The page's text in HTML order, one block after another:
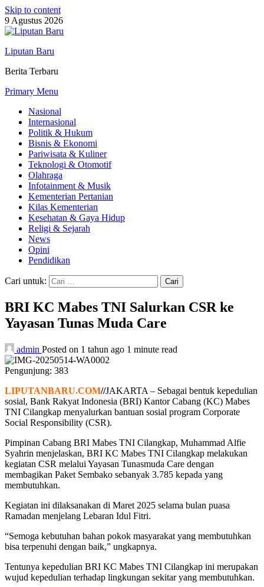
Skip to content
9 Agustus 2026
Liputan Baru
Berita Terbaru
Primary Menu
Nasional
Internasional
Politik & Hukum
Bisnis & Ekonomi
Pariwisata & Kuliner
Teknologi & Otomotif
Olahraga
Infotainment & Musik
Kementerian Pertanian
Kilas Kementerian
Kesehatan & Gaya Hidup
Religi & Sejarah
News
Opini
Pendidikan
Cari untuk:
BRI KC Mabes TNI Salurkan CSR ke
Yayasan Tunas Muda Care
admin Posted on 1 tahun ago 1 minute read
Pengunjung: 383
LIPUTANBARU.COM//JAKARTA – Sebagai bentuk kepedulian
sosial, Bank Rakyat Indonesia (BRI) Kantor Cabang (KC) Mabes
TNI Cilangkap menyalurkan bantuan sosial program Corporate
Social Responsibility (CSR).
Pimpinan Cabang BRI Mabes TNI Cilangkap, Muhammad Alfie
Syahrin menjelaskan, BRI KC Mabes TNI Cilangkap melakukan
kegiatan CSR melalui Yayasan Tunasmuda Care dengan
membagikan Paket Sembako sebanyak 3.785 kepada yang
membutuhkan.
Kegiatan ini dilaksanakan di Maret 2025 selama bulan puasa
Ramadan menjelang Lebaran Idul Fitri.
“Semoga kebutuhan bahan pokok masyarakat yang membutuhkan
bisa terpenuhi dengan baik,” ungkapnya.
Tentunya kepedulian BRI KC Mabes TNI Cilangkap ini merupakan
wujud kepedulian terhadap lingkungan sekitar yang membutuhkan.